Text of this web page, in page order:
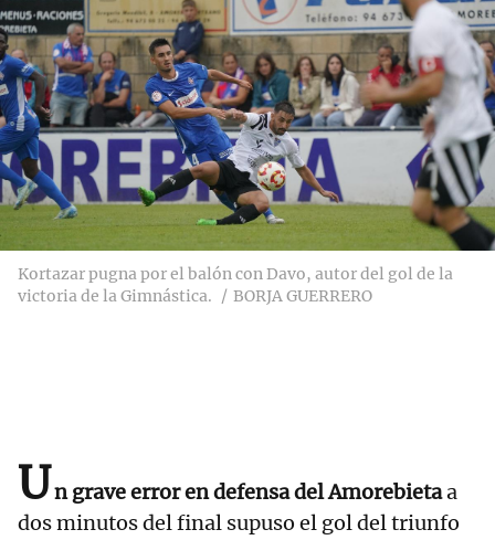
Kortazar pugna por el balón con Davo, autor del gol de la
victoria de la Gimnástica.
BORJA GUERRERO
Un grave error en defensa del Amorebietaa
dos minutos del final supuso el gol del triunfo